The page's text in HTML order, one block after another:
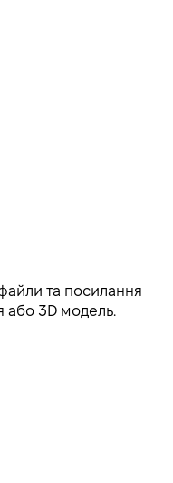
файли та посилання
або 3D модель.